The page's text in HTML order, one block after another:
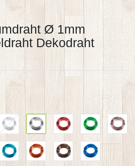
Ø 1mm
Dekodraht